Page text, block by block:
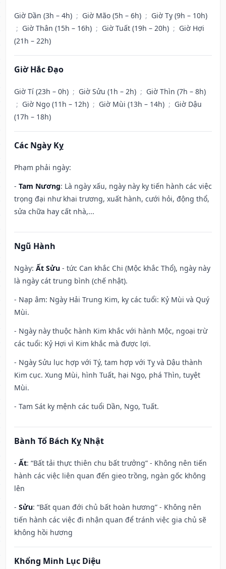
Giờ Dần (3h – 4h) ; Giờ Mão (5h – 6h) ; Giờ Tỵ (9h – 10h)
; Giờ Thân (15h – 16h) ; Giờ Tuất (19h – 20h) ; Giờ Hợi
(21h – 22h)
Giờ Hắc Đạo
Giờ Tí (23h – 0h) ; Giờ Sửu (1h – 2h) ; Giờ Thìn (7h – 8h)
; Giờ Ngọ (11h – 12h) ; Giờ Mùi (13h – 14h) ; Giờ Dậu
(17h – 18h)
Các Ngày Kỵ
Phạm phải ngày:
- Tam Nương: Là ngày xấu, ngày này kỵ tiến hành các việc
trọng đại như khai trương, xuất hành, cưới hỏi, động thổ,
sửa chữa hay cất nhà,...
Ngũ Hành
Ngày: Ất Sửu - tức Can khắc Chi (Mộc khắc Thổ), ngày này
là ngày cát trung bình (chế nhật).
- Nạp âm: Ngày Hải Trung Kim, kỵ các tuổi: Kỷ Mùi và Quý
Mùi.
- Ngày này thuộc hành Kim khắc với hành Mộc, ngoại trừ
các tuổi: Kỷ Hợi vì Kim khắc mà được lợi.
- Ngày Sửu lục hợp với Tý, tam hợp với Tỵ và Dậu thành
Kim cục. Xung Mùi, hình Tuất, hại Ngọ, phá Thìn, tuyệt
Mùi.
- Tam Sát kỵ mệnh các tuổi Dần, Ngọ, Tuất.
Bành Tổ Bách Kỵ Nhật
- Ất: “Bất tải thực thiên chu bất trưởng” - Không nên tiến
hành các việc liên quan đến gieo trồng, ngàn gốc không
lên
- Sửu: “Bất quan đới chủ bất hoàn hương” - Không nên
tiến hành các việc đi nhận quan để tránh việc gia chủ sẽ
không hồi hương
Khổng Minh Lục Diệu